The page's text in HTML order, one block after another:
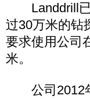
Landdrill已
过30万米的钻
要求使用公司
米。
公司2012年